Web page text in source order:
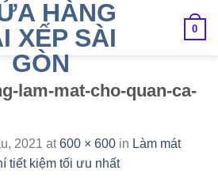
0
lam-mat-cho-quan-ca-
2021 at600 × 600 in Làm mát
tiết kiệm tối ưu nhất